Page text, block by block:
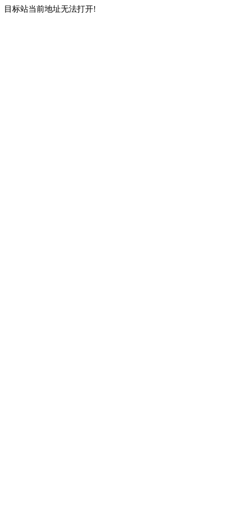
目标站当前地址无法打开!